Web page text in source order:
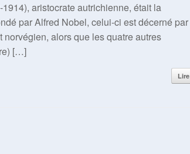
aristocrate autrichienne, était la
par Alfred Nobel, celui-ci est décerné par
alors que les quatre autres
[…]
Lire